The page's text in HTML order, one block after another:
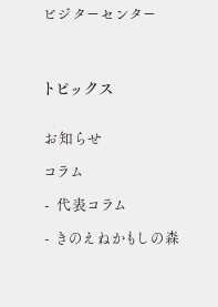
ビジターセンター
トピックス
お知らせ
コラム
- 代表コラム
- きのえねかもしの森